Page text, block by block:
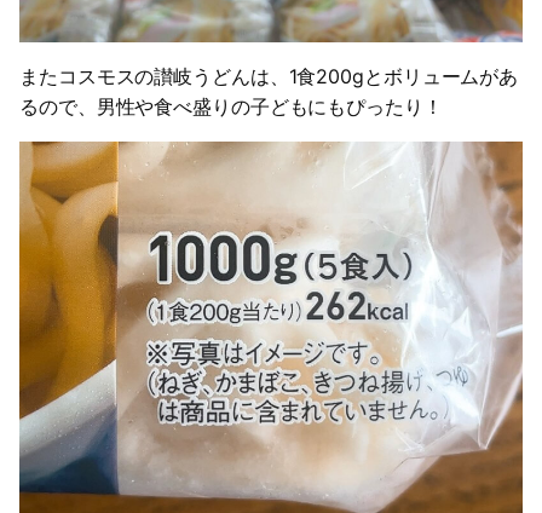
またコスモスの讃岐うどんは、1食200gとボリュームがあ
るので、男性や食べ盛りの子どもにもぴったり！